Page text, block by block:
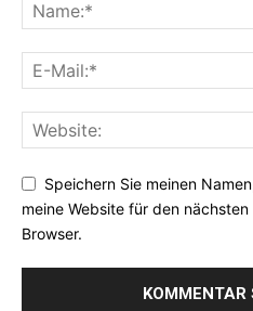
Speichern Sie meinen
meine Website für den
Browser.